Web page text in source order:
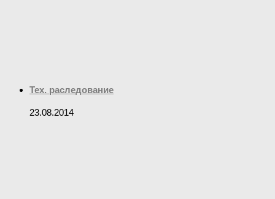
Тех. раследование
23.08.2014